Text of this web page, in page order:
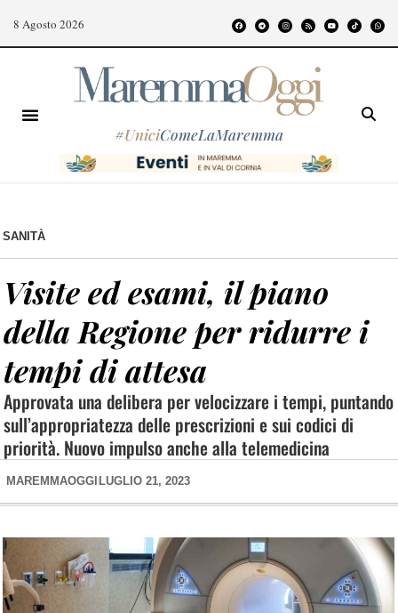
8 Agosto 2026
#UniciComeLaMaremma
SANITÀ
Visite ed esami, il piano
della Regione per ridurre i
tempi di attesa
Approvata una delibera per velocizzare i tempi, puntando
sull’appropriatezza delle prescrizioni e sui codici di
priorità. Nuovo impulso anche alla telemedicina
MAREMMAOGGI LUGLIO 21, 2023